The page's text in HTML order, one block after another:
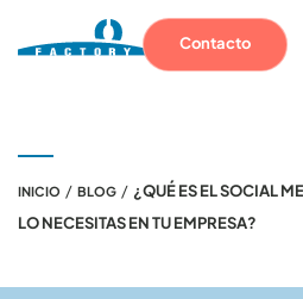
Contacto
INICIO / BLOG / ¿QUÉ ES EL SOCIAL
LO NECESITAS EN TU EMPRESA?